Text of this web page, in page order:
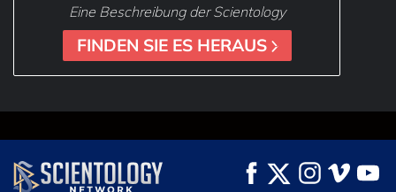
Eine Beschreibung der Scientology
FINDEN SIE ES HERAUS